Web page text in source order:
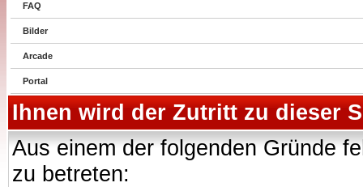
FAQ
Bilder
Arcade
Portal
Ihnen wird der Zutritt zu dieser
Aus einem der folgenden Gründe
zu betreten: